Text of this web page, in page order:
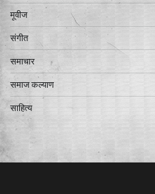
मूवीज
संगीत
समाचार
समाज कल्याण
साहित्य